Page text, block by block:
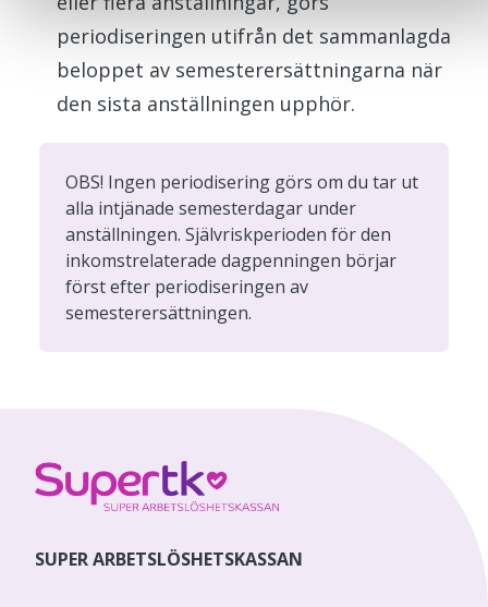
periodiseringen utifrån det sammanlagda
beloppet av semesterersättningarna när
den sista anställningen upphör.
OBS! Ingen periodisering görs om du tar ut
alla intjänade semesterdagar under
anställningen. Självriskperioden för den
inkomstrelaterade dagpenningen börjar
först efter periodiseringen av
semesterersättningen.
SUPER ARBETSLÖSHETSKASSAN